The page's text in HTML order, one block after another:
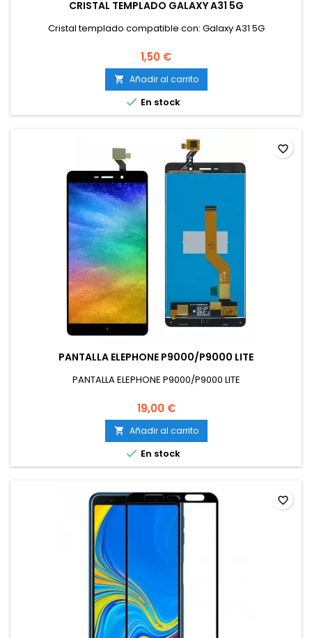
CRISTAL TEMPLADO GALAXY A31 5G
Cristal templado compatible con: Galaxy A31 5G
1,50 €
 Añadir al carrito
 En stock
PANTALLA ELEPHONE P9000/P9000 LITE
PANTALLA ELEPHONE P9000/P9000 LITE
19,00 €
 Añadir al carrito
 En stock
favorite_border
favorite_border